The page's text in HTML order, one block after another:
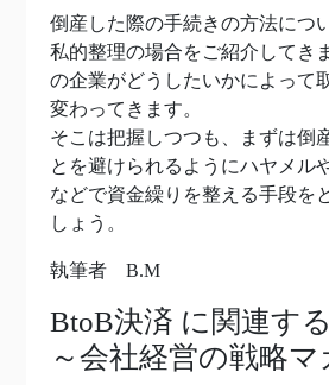
倒産した際の手続きの方法につ
私的整理の場合をご紹介してき
の企業がどうしたいかによって
変わってきます。
そこは把握しつつも、まずは倒
とを避けられるようにハヤメル
などで資金繰りを整える手段を
しょう。
執筆者 B.M
BtoB決済 に関連す
～会社経営の戦略マ